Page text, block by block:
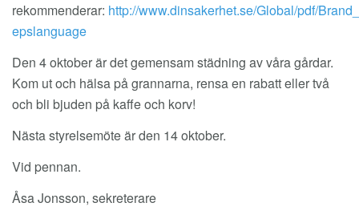
rekommenderar: http://www.dinsakerhet.se/Global/pdf/
epslanguage
Den 4 oktober är det gemensam städning av våra gårdar.
Kom ut och hälsa på grannarna, rensa en rabatt eller två
och bli bjuden på kaffe och korv!
Nästa styrelsemöte är den 14 oktober.
Vid pennan.
Åsa Jonsson, sekreterare